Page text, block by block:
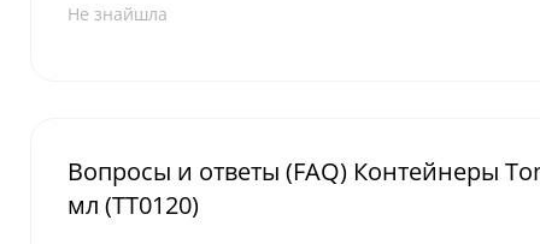
Не знайшла
Вопросы и ответы (FAQ) Контейнеры
мл (TT0120)